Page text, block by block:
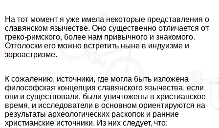
На тот момент я уже имела некоторые представления о
славянском язычестве. Оно существенно отличается от
греко-римского, более нам привычного и знакомого.
Отголоски его можно встретить ныне в индуизме и
зороастризме.
К сожалению, источники, где могла быть изложена
философская концепция славянского язычества, если
они и существовали, были уничтожены в христианское
время, и исследователи в основном ориентируются на
результаты археологических раскопок и ранние
христианские источники. Из них следует, что: